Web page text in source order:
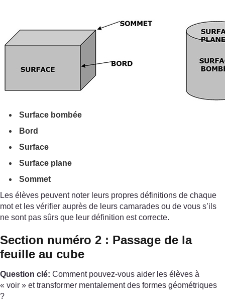
Surface bombée
Bord
Surface
Surface plane
Sommet
Les élèves peuvent noter leurs propres définitions de chaque
mot et les vérifier auprès de leurs camarades ou de vous s’ils
ne sont pas sûrs que leur définition est correcte.
Section numéro 2 : Passage de la
feuille au cube
Question clé: Comment pouvez-vous aider les élèves à
« voir » et transformer mentalement des formes géométriques
?